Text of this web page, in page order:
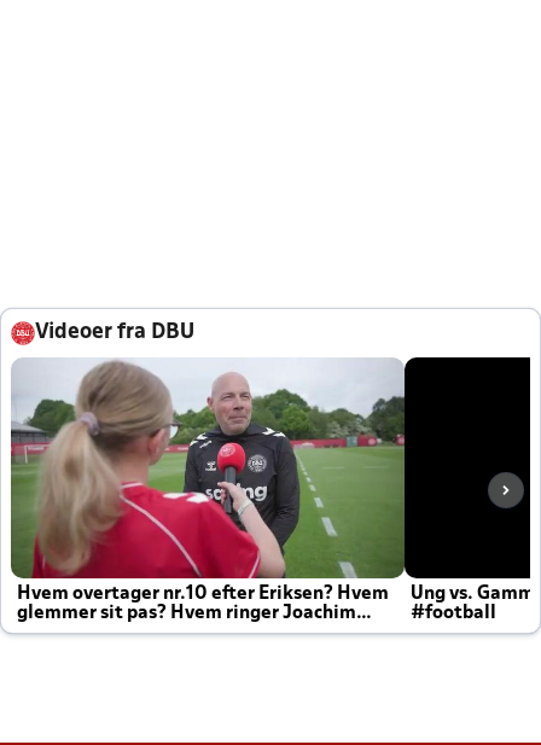
Videoer fra DBU
Hvem overtager nr.10 efter Eriksen? Hvem
glemmer sit pas? Hvem ringer Joachim
altid til efter kampe?
Ung vs.
#football